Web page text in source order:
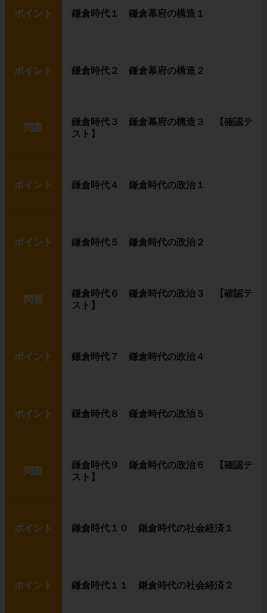
ポイント 鎌倉時代１ 鎌倉幕府の構造１
ポイント 鎌倉時代２ 鎌倉幕府の構造２
問題
鎌倉時代３ 鎌倉幕府の構造３ 【確認テ
スト】
ポイント 鎌倉時代４ 鎌倉時代の政治１
ポイント 鎌倉時代５ 鎌倉時代の政治２
問題
鎌倉時代６ 鎌倉時代の政治３ 【確認テ
スト】
ポイント 鎌倉時代７ 鎌倉時代の政治４
ポイント 鎌倉時代８ 鎌倉時代の政治５
問題
鎌倉時代９ 鎌倉時代の政治６ 【確認テ
スト】
ポイント 鎌倉時代１０ 鎌倉時代の社会経済１
ポイント 鎌倉時代１１ 鎌倉時代の社会経済２